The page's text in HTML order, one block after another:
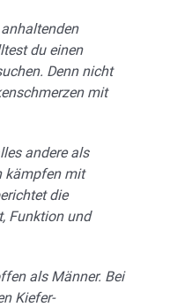
du einen
Denn nicht
mit
andere als
kämpfen mit
die
Funktion und
als Männer. Bei
Kiefer-